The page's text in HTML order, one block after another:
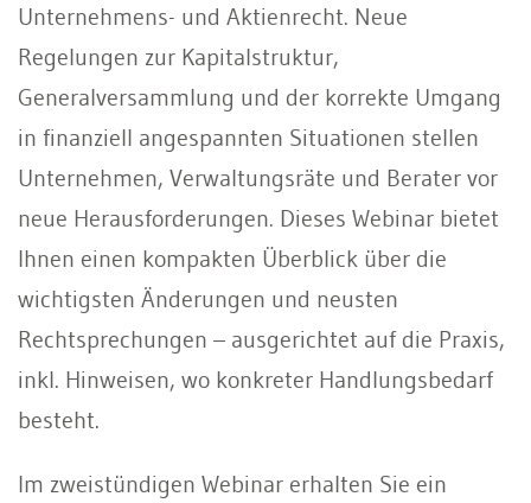
Unternehmens- und Aktienrecht. Neue
Regelungen zur Kapitalstruktur,
Generalversammlung und der korrekte Umgang
in finanziell angespannten Situationen stellen
Unternehmen, Verwaltungsräte und Berater vor
neue Herausforderungen. Dieses Webinar bietet
Ihnen einen kompakten Überblick über die
wichtigsten Änderungen und neusten
Rechtsprechungen – ausgerichtet auf die Praxis,
inkl. Hinweisen, wo konkreter Handlungsbedarf
besteht.
Im zweistündigen Webinar erhalten Sie ein